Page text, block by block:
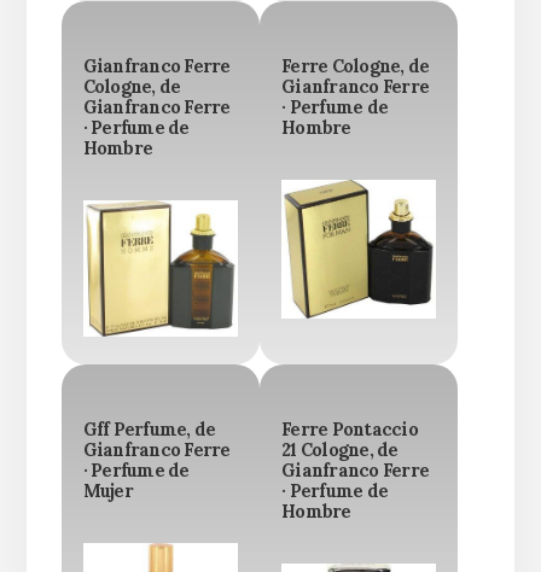
Gianfranco Ferre
Cologne, de
Gianfranco Ferre
· Perfume de
Hombre
Ferre Cologne, de
Gianfranco Ferre
· Perfume de
Hombre
Gff Perfume, de
Gianfranco Ferre
· Perfume de
Mujer
Ferre Pontaccio
21 Cologne, de
Gianfranco Ferre
· Perfume de
Hombre